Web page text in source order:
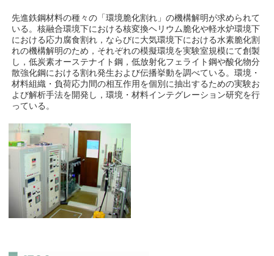
先進鉄鋼材料の種々の「環境脆化割れ」の機構解明が求められて
いる。核融合環境下における核変換ヘリウム脆化や軽水炉環境下
における応力腐食割れ，ならびに大気環境下における水素脆化割
れの機構解明のため，それぞれの模擬環境を実験室規模にて創製
し，低炭素オーステナイト鋼，低放射化フェライト鋼や酸化物分
散強化鋼における割れ発生および伝播挙動を調べている。環境・
材料組織・負荷応力間の相互作用を個別に抽出するための実験お
よび解析手法を開発し，環境・材料インテグレーション研究を行
っている。